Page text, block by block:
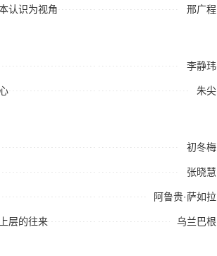
邢广程
认识为视角
李静玮
朱尖
初冬梅
张晓慧
阿鲁贵·萨如拉
乌兰巴根
层的往来